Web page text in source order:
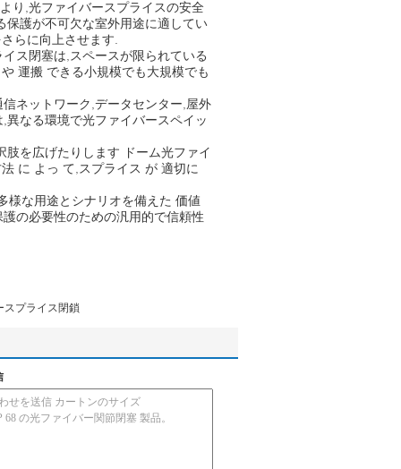
り,光ファイバースプライスの安全
護が不可欠な室外用途に適してい
らに向上させます.
ス閉塞は,スペースが限られている
運搬 できる小規模でも大規模でも
ネットワーク,データセンター,屋外
なる環境で光ファイバースペイッ
を広げたりします ドーム光ファイ
に よっ て,スプライス が 適切に
様な用途とシナリオを備えた 価値
の必要性のための汎用的で信頼性
スプライス閉鎖